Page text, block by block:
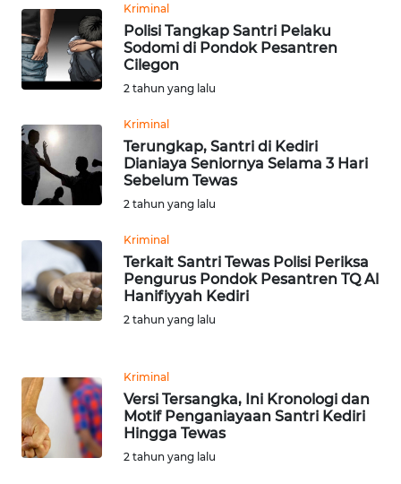
Kriminal
Polisi Tangkap Santri Pelaku
Sodomi di Pondok Pesantren
Cilegon
2 tahun yang lalu
Kriminal
Terungkap, Santri di Kediri
Dianiaya Seniornya Selama 3 Hari
Sebelum Tewas
2 tahun yang lalu
Kriminal
Terkait Santri Tewas Polisi Periksa
Pengurus Pondok Pesantren TQ Al
Hanifiyyah Kediri
2 tahun yang lalu
Kriminal
Versi Tersangka, Ini Kronologi dan
Motif Penganiayaan Santri Kediri
Hingga Tewas
2 tahun yang lalu
WN
BOGOR
WN
WN
TAPANULI
UTARA
WN
SAMOSIR
WN
PADANG
WN
SUMEDANG
WN